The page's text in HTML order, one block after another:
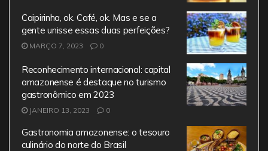
Caipirinha, ok. Café, ok. Mas e se a
gente unisse essas duas perfeições?
MARÇO 7, 2023 0
Reconhecimento internacional: capital
amazonense é destaque no turismo
gastronômico em 2023
JANEIRO 13, 2023 0
Gastronomia amazonense: o tesouro
culinário do norte do Brasil